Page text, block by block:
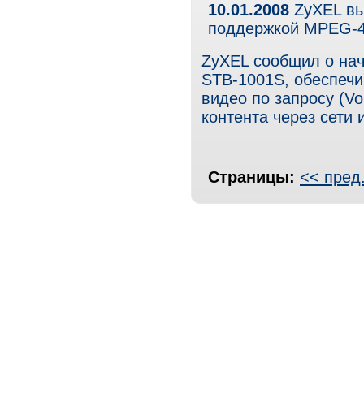
10.01.2008 ZyXEL
поддержкой MPEG-
ZyXEL сообщил о
STB-1001S,
видео по запросу
контента через сети
Страницы: <<